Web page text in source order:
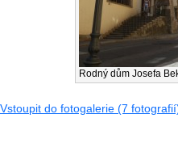
Rodný dům Josefa
Vstoupit do fotogalerie (7